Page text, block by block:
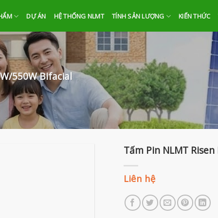
DỰ ÁN HỆ THỐNG NLMT TÍNH SẢN LƯỢNG KIẾN THỨC
550W Bifacial
Tấm Pin NLMT
Liên hệ